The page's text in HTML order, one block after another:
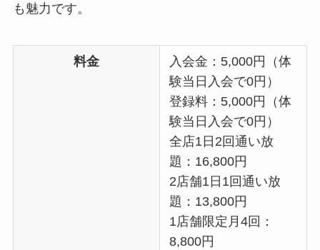
も魅力です。
料金
入会金：5,000円（体
験当日入会で0円）
登録料：5,000円（体
験当日入会で0円）
全店1日2回通い放
題：16,800円
2店舗1日1回通い放
題：13,800円
1店舗限定月4回：
8,800円